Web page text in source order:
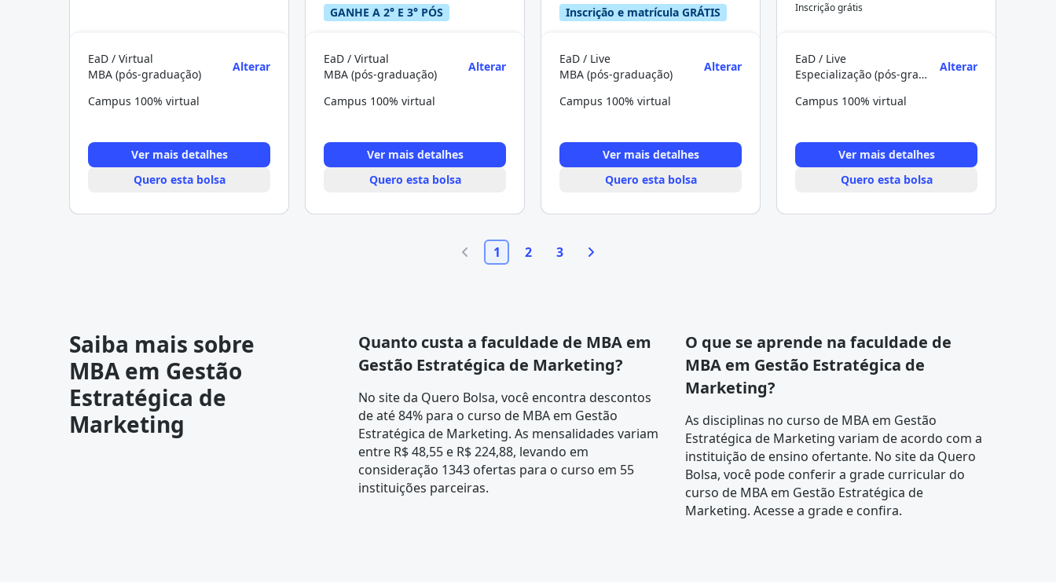
EaD / Virtual
MBA (pós-graduação)
Alterar
Campus 100% virtual
Ver mais detalhes
Quero esta bolsa
GANHE A 2° E 3° PÓS
EaD / Virtual
MBA (pós-graduação)
Alterar
Campus 100% virtual
Ver mais detalhes
Quero esta bolsa
Inscrição e matrícula GRÁTIS
EaD / Live
MBA (pós-graduação)
Alterar
Campus 100% virtual
Ver mais detalhes
Quero esta bolsa
Inscrição grátis
EaD / Live
Especialização (pós-graduação)
Alterar
Campus 100% virtual
Ver mais detalhes
Quero esta bolsa
1 2 3
Saiba mais sobre
MBA em Gestão
Estratégica de
Marketing
Quanto custa a faculdade de MBA em
Gestão Estratégica de Marketing?
No site da Quero Bolsa, você encontra descontos
de até 84% para o curso de MBA em Gestão
Estratégica de Marketing. As mensalidades variam
entre R$ 48,55 e R$ 224,88, levando em
consideração 1343 ofertas para o curso em 55
instituições parceiras.
O que se aprende na faculdade de
MBA em Gestão Estratégica de
Marketing?
As disciplinas no curso de MBA em Gestão
Estratégica de Marketing variam de acordo com a
instituição de ensino ofertante. No site da Quero
Bolsa, você pode conferir a grade curriculardo
curso de MBA em Gestão Estratégica de
Marketing. Acesse a grade e confira.